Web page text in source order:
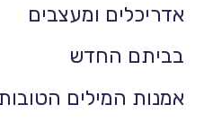
אדריכלים ומעצבים
בביתם החדש
אמנות המילים